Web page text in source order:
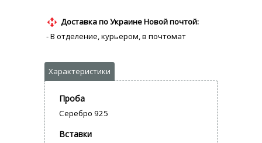
Доставка по Украине Новой почтой:
- В отделение, курьером, в почтомат
Проба
Серебро 925
Вставки